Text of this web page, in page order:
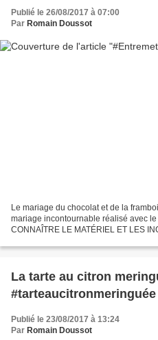
Publié le 26/08/2017 à 07:00
Par Romain Doussot
Le mariage du chocolat et de la
mariage incontournable réalisé avec
CONNAÎTRE LE MATÉRIEL ET LES
La tarte au citron
Publié le 23/08/2017 à 13:24
Par Romain Doussot